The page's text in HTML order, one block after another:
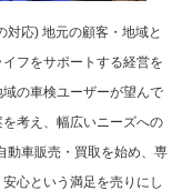
応) 地元の顧客・地域と
フをサポートする経営を
の車検ユーザーが望んで
考え、幅広いニーズへの
動車販売・買取を始め、専
心という満足を売りにし